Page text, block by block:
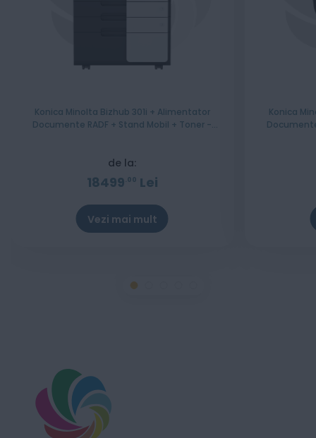
Konica Minolta Bizhub 301i + Alimentator
Documente RADF + Stand Mobil + Toner -
de la:
18499 00 Lei
Vezi mai mult
Konica